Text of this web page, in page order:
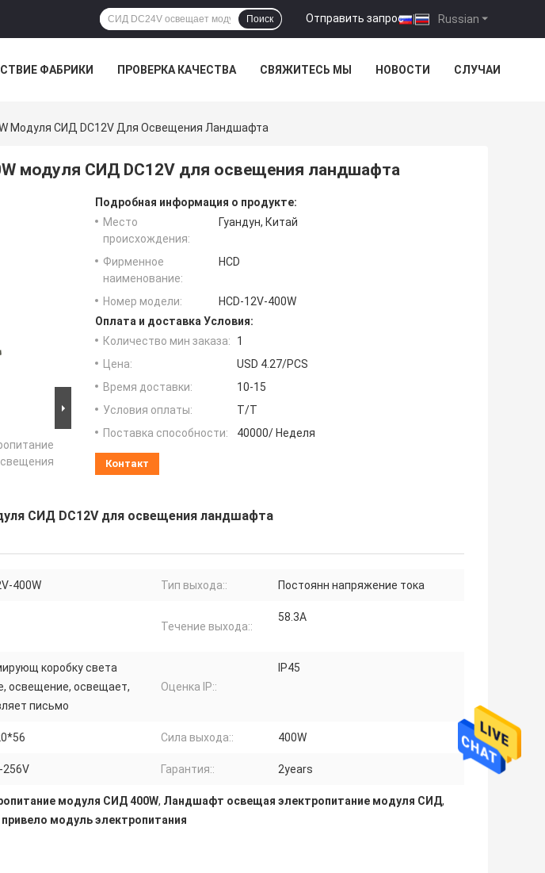
Russian
Отправить запрос |
Поиск
ФАБРИКИ ПРОВЕРКА КАЧЕСТВА СВЯЖИТЕСЬ МЫ НОВОСТИ СЛУЧАИ
Модуля СИД DC12V Для Освещения Ландшафта
модуля СИД DC12V для освещения ландшафта
Подробная информация о продукте:
Место
происхождения:
Гуандун, Китай
Фирменное
наименование:
HCD
Номер модели:
HCD-12V-400W
Оплата и доставка Условия:
Количество мин заказа:
1
Цена:
USD 4.27/PCS
Время доставки:
10-15
Условия оплаты:
T/T
Поставка способности:
40000/ Неделя
Контакт
СИД DC12V для освещения ландшафта
400W Тип выхода:: Постоянн напряжение тока
Течение выхода::
58.3A
коробку света
освещение, освещает,
письмо
Оценка IP::
IP45
Сила выхода:: 400W
256V Гарантия:: 2years
модуля СИД 400W, Ландшафт освещая электропитание модуля СИД,
привело модуль электропитания